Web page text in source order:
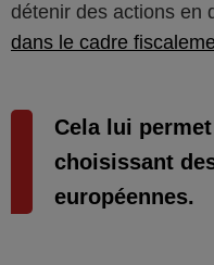
détenir des actions en
dans le cadre
Cela lui
choisissant
européennes.